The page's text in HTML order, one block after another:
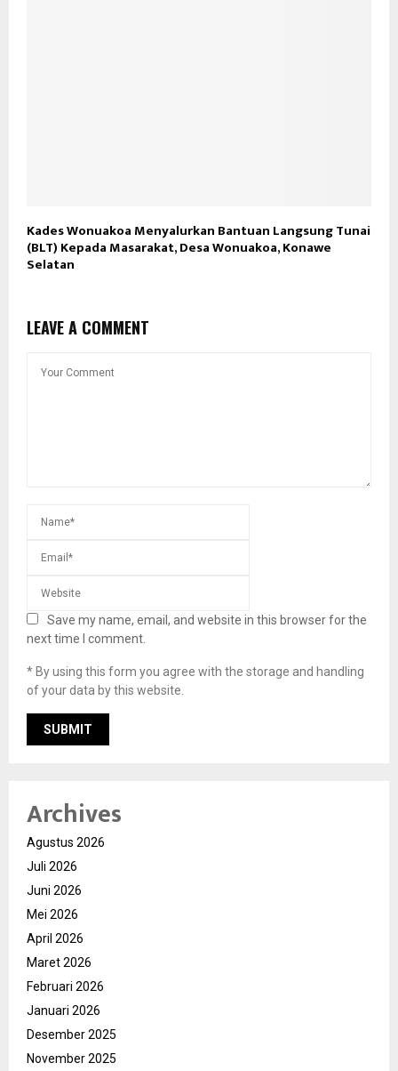
Kades Wonuakoa Menyalurkan Bantuan Langsung Tunai
(BLT) Kepada Masarakat, Desa Wonuakoa, Konawe
Selatan
LEAVE A COMMENT
Save my name, email, and website in this browser for the
next time I comment.
* By using this form you agree with the storage and handling
of your data by this website.
Archives
Agustus 2026
Juli 2026
Juni 2026
Mei 2026
April 2026
Maret 2026
Februari 2026
Januari 2026
Desember 2025
November 2025